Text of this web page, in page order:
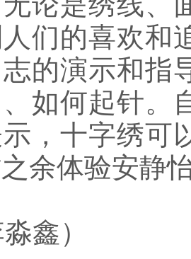
们的喜欢和
的演示和指
如何起针。
，十字绣可
余体验安静
鑫）